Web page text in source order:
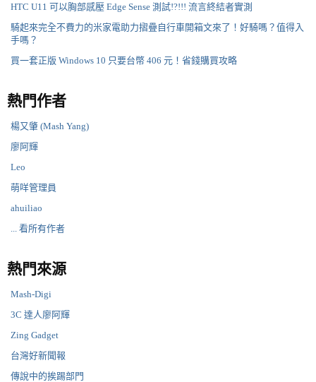
HTC U11 可以胸部感壓 Edge Sense 測試!?!!! 流言終結者實測
騎起來完全不費力的米家電助力摺疊自行車開箱文來了！好騎嗎？值得入
手嗎？
買一套正版 Windows 10 只要台幣 406 元！省錢購買攻略
熱門作者
楊又肇 (Mash Yang)
廖阿輝
Leo
萌咩管理員
ahuiliao
... 看所有作者
熱門來源
Mash-Digi
3C 達人廖阿輝
Zing Gadget
台灣好新聞報
傳說中的挨踢部門